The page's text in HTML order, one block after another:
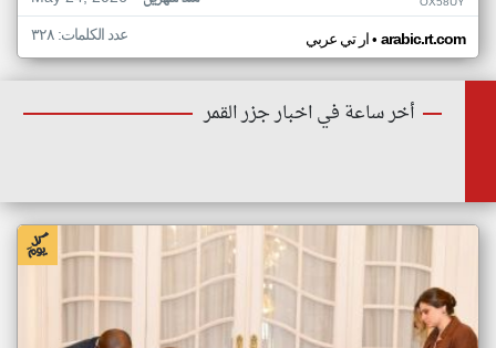
ار تي عربي• arabic.rt.com عدد الكلمات: ٣٢٨
أخر ساعة في اخبار جزر القمر